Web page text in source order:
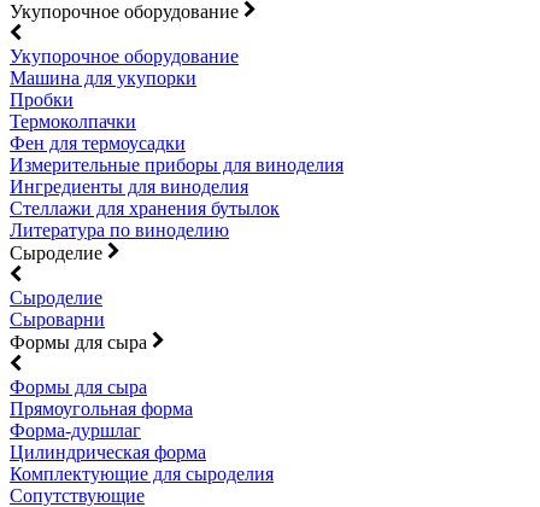
Укупорочное оборудование
Укупорочное оборудование
Машина для укупорки
Пробки
Термоколпачки
Фен для термоусадки
Измерительные приборы для виноделия
Ингредиенты для виноделия
Стеллажи для хранения бутылок
Литература по виноделию
Сыроделие
Сыроделие
Сыроварни
Формы для сыра
Формы для сыра
Прямоугольная форма
Форма-дуршлаг
Цилиндрическая форма
Комплектующие для сыроделия
Сопутствующие